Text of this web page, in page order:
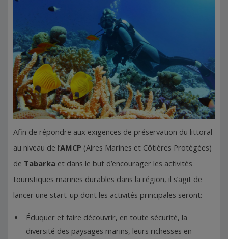
Afin de répondre aux exigences de préservation du littoral
au niveau de l’AMCP (Aires Marines et Côtières Protégées)
de Tabarka et dans le but d’encourager les activités
touristiques marines durables dans la région, il s’agit de
lancer une start-up dont les activités principales seront:
Éduquer et faire découvrir, en toute sécurité, la
diversité des paysages marins, leurs richesses en